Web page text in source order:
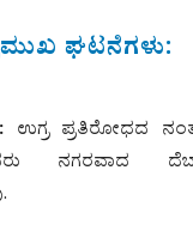
ಘಟನೆಗಳು:
ಉಗ್ರ ಪ್ರತಿರೋಧದ
ನಗರವಾದ